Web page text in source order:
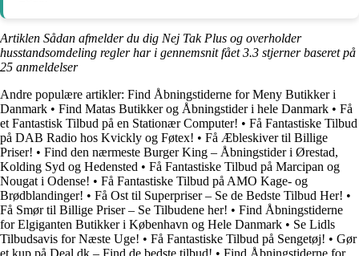
Artiklen Sådan afmelder du dig Nej Tak Plus og overholder
husstandsomdeling regler har i gennemsnit fået3.3 stjerner baseret på
25 anmeldelser
Andre populære artikler: Find Åbningstiderne for Meny Butikker i
Danmark • Find Matas Butikker og Åbningstider i hele Danmark • Få
et Fantastisk Tilbud på en Stationær Computer! • Få Fantastiske Tilbud
på DAB Radio hos Kvickly og Føtex! • Få Æbleskiver til Billige
Priser! • Find den nærmeste Burger King – Åbningstider i Ørestad,
Kolding Syd og Hedensted • Få Fantastiske Tilbud på Marcipan og
Nougat i Odense! • Få Fantastiske Tilbud på AMO Kage- og
Brødblandinger! • Få Ost til Superpriser – Se de Bedste Tilbud Her! •
Få Smør til Billige Priser – Se Tilbudene her! • Find Åbningstiderne
for Elgiganten Butikker i København og Hele Danmark • Se Lidls
Tilbudsavis for Næste Uge! • Få Fantastiske Tilbud på Sengetøj! • Gør
et kup på Deal.dk – Find de bedste tilbud! • Find Åbningstiderne for